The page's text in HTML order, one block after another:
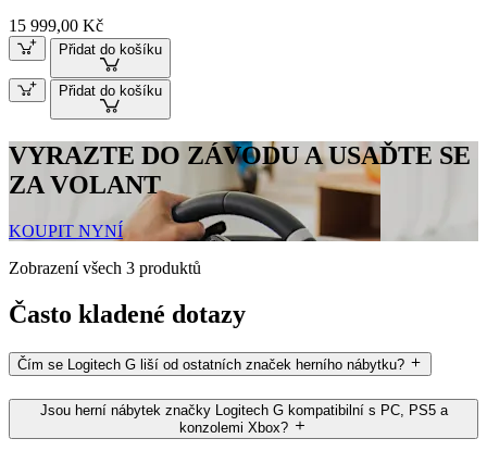
15 999,00 Kč
Přidat do košíku
Přidat do košíku
VYRAZTE DO ZÁVODU A USAĎTE SE
ZA VOLANT
KOUPIT NYNÍ
Zobrazení všech 3 produktů
Často kladené dotazy
Čím se Logitech G liší od ostatních značek herního nábytku?
Jsou herní nábytek značky Logitech G kompatibilní s PC, PS5 a
konzolemi Xbox?